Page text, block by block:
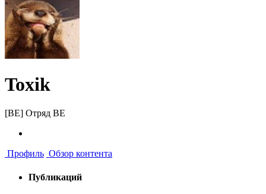
Toxik
[BE] Отряд BE
Профиль Обзор контента
Публикаций